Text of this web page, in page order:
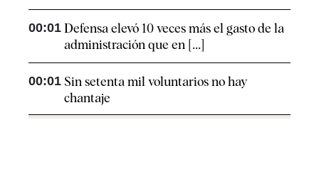
00:01 Defensa elevó 10 veces más el gasto de la
administración que en [...]
00:01 Sin setenta mil voluntarios no hay
chantaje